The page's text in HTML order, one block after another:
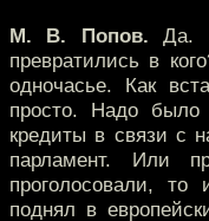
М. В. Попов. Да.
превратились в
одночасье. Как
просто. Надо было
кредиты в связи с
парламент. Или
проголосовали,
поднял в